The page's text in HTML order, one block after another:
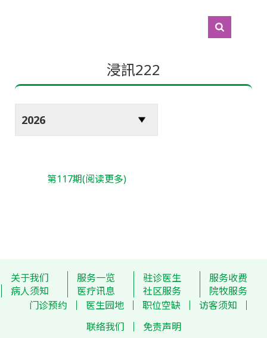
浸訊222
第117期(阅读更多)
关于我们 服务一览 驻诊医生
服务收费
病人须知
医疗讯息 社区服务
院牧服务
门诊预约
医生园地 职位空缺
访客须知
联络我们
免责声明